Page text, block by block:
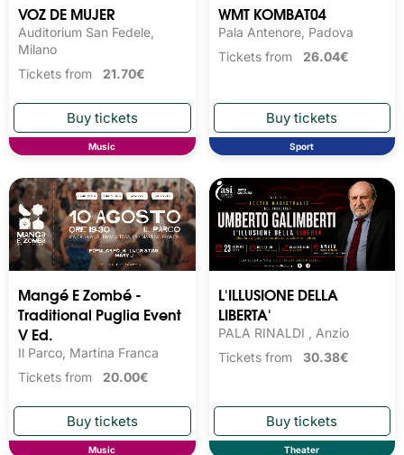
VOZ DE MUJER
Auditorium San Fedele,
Milano
Tickets from 21.70€
Music
WMT KOMBAT04
Pala Antenore, Padova
Tickets from 26.04€
Sport
Mangé E Zombé -
Traditional Puglia Event
V Ed.
Il Parco, Martina Franca
Tickets from 20.00€
Music
L'ILLUSIONE DELLA
LIBERTA'
PALA RINALDI , Anzio
Tickets from 30.38€
Theater